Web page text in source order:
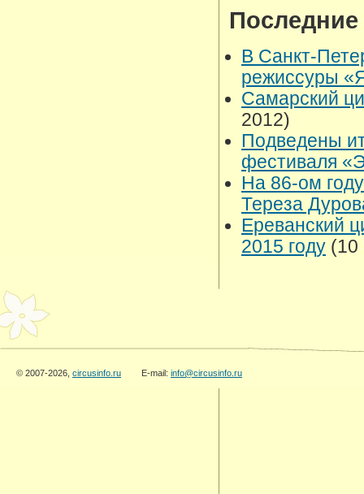
В Санкт-
режиссуры
Самарский
2012)
Подведены
фестиваля
На 86-ом
Тереза
Ереванский
2015 году (10
© 2007-2026, circusinfo.ru E-mail: info@circusinfo.ru